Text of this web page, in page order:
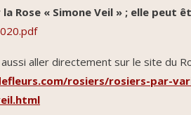
Rose « Simone Veil » ; elle peut
aller directement sur le site du
rosiers/rosiers-par-